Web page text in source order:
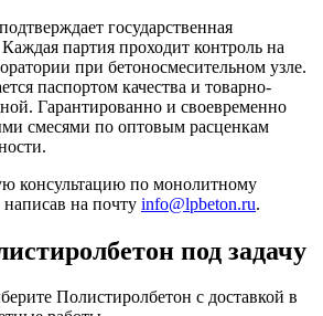
государственная
партия проходит контроль на
при бетоносмесительном узле.
паспортом качества и товарно-
Гарантированно и своевременно
смесями по оптовым расценкам
консультацию по монолитному
на почту info@lpbeton.ru.
под задачу
Полистиролбетон с доставкой в